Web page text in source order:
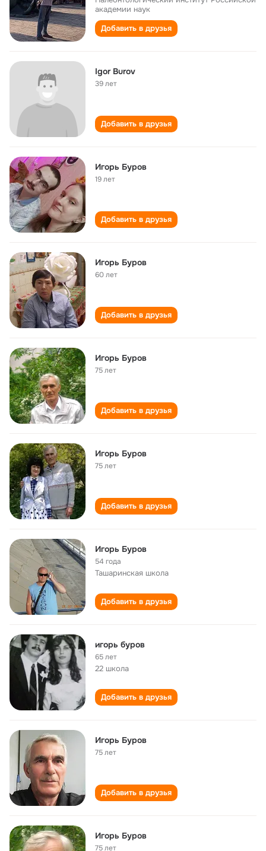
академии наук
Добавить в друзья
Igor Burov
39 лет
Добавить в друзья
Игорь Буров
19 лет
Добавить в друзья
Игорь Буров
60 лет
Добавить в друзья
Игорь Буров
75 лет
Добавить в друзья
Игорь Буров
75 лет
Добавить в друзья
Игорь Буров
54 года
Ташаринская школа
Добавить в друзья
игорь буров
65 лет
22 школа
Добавить в друзья
Игорь Буров
75 лет
Добавить в друзья
Игорь Буров
75 лет